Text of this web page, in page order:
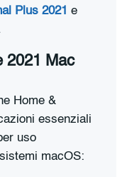
Plus 2021 e
2021 Mac
Home &
essenziali
uso
macOS: